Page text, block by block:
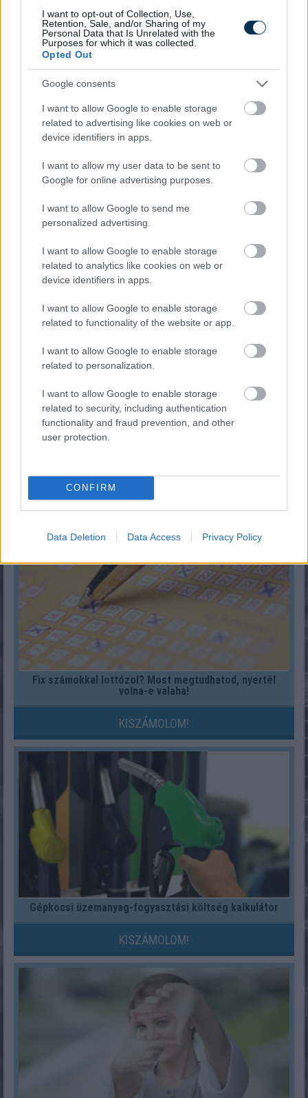
I want to opt-out of Collection, Use,
Retention, Sale, and/or Sharing of my
Personal Data that Is Unrelated with the
Purposes for which it was collected.
Opted Out
Google consents
I want to allow Google to enable storage
related to advertising like cookies on web or
device identifiers in apps.
I want to allow my user data to be sent to
Google for online advertising purposes.
I want to allow Google to send me
personalized advertising.
I want to allow Google to enable storage
related to analytics like cookies on web or
device identifiers in apps.
I want to allow Google to enable storage
related to functionality of the website or app.
I want to allow Google to enable storage
related to personalization.
I want to allow Google to enable storage
related to security, including authentication
functionality and fraud prevention, and other
user protection.
CONFIRM
Data Deletion Data Access Privacy Policy
És ezeket kiszámoltad már?
Milyen szinten beszélsz chatül?
KISZÁMOLOM!
KISZÁMOLOM!
Fix számokkal lottózol? Most megtudhatod, nyertél
volna-e valaha!
KISZÁMOLOM!
Gépkocsi üzemanyag-fogyasztási költség kalkulátor
KISZÁMOLOM!